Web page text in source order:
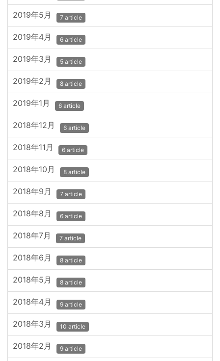
2019年5月 7 article
2019年4月 6 article
2019年3月 5 article
2019年2月 8 article
2019年1月 6 article
2018年12月 6 article
2018年11月 6 article
2018年10月 8 article
2018年9月 7 article
2018年8月 6 article
2018年7月 7 article
2018年6月 8 article
2018年5月 8 article
2018年4月 9 article
2018年3月 10 article
2018年2月 9 article